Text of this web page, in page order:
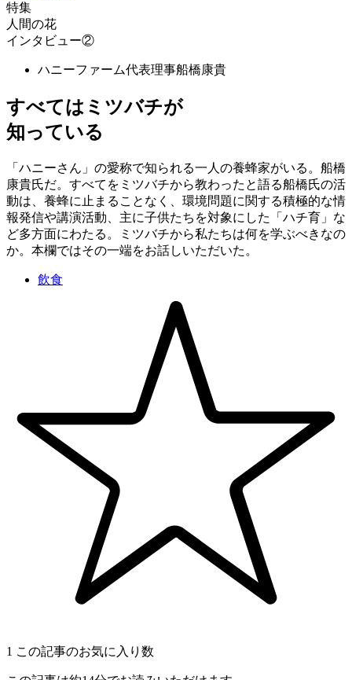
特集
人間の花
インタビュー②
ハニーファーム代表理事船橋康貴
すべてはミツバチが
知っている
「ハニーさん」の愛称で知られる一人の養蜂家がいる。船橋
康貴氏だ。すべてをミツバチから教わったと語る船橋氏の活
動は、養蜂に止まることなく、環境問題に関する積極的な情
報発信や講演活動、主に子供たちを対象にした「ハチ育」な
ど多方面にわたる。ミツバチから私たちは何を学ぶべきなの
か。本欄ではその一端をお話しいただいた。
飲食
1 この記事のお気に入り数